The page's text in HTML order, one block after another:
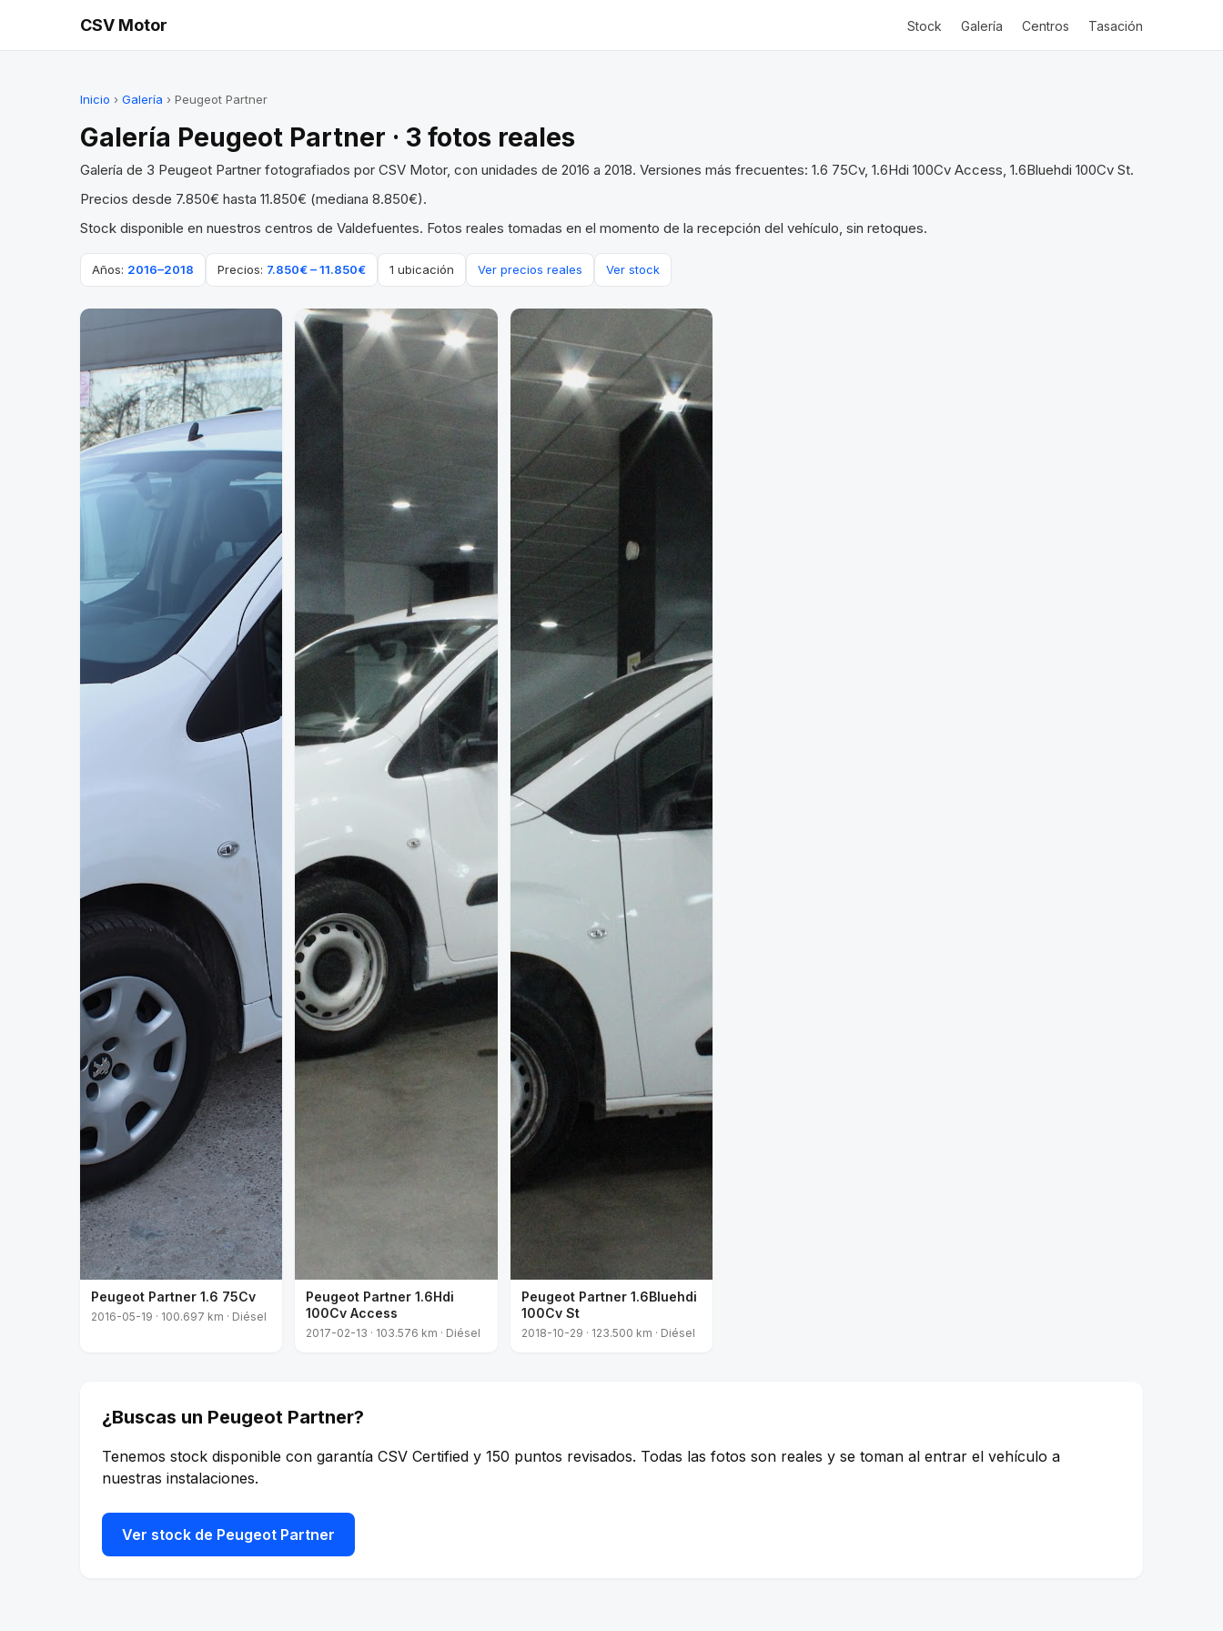
CSV Motor Stock Galería Centros Tasación
Inicio › Galería › Peugeot Partner
Galería Peugeot Partner · 3 fotos reales
Galería de 3 Peugeot Partner fotografiados por CSV Motor, con unidades de 2016 a 2018. Versiones más frecuentes: 1.6 75Cv, 1.6Hdi 100Cv Access, 1.6Bluehdi 100Cv St.
Precios desde 7.850€ hasta 11.850€ (mediana 8.850€).
Stock disponible en nuestros centros de Valdefuentes. Fotos reales tomadas en el momento de la recepción del vehículo, sin retoques.
Años: 2016–2018 Precios: 7.850€ – 11.850€ 1 ubicación Ver precios reales Ver stock
VENDIDO
Peugeot Partner 1.6 75Cv
2016-05-19 · 100.697 km · Diésel
VENDIDO
Peugeot Partner 1.6Hdi
100Cv Access
2017-02-13 · 103.576 km · Diésel
VENDIDO
Peugeot Partner 1.6Bluehdi
100Cv St
2018-10-29 · 123.500 km · Diésel
¿Buscas un Peugeot Partner?
Tenemos stock disponible con garantía CSV Certified y 150 puntos revisados. Todas las fotos son reales y se toman al entrar el vehículo a
nuestras instalaciones.
Ver stock de Peugeot Partner